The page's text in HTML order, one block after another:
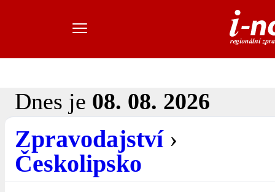
Dnes je 08. 08. 2026
Zpravodajství›
Českolipsko